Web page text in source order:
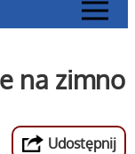
na zimno
Udostępnij